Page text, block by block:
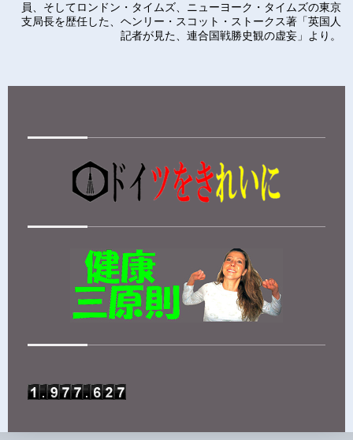
員、そしてロンドン・タイムズ、ニューヨーク・タイムズの東京
支局長を歴任した、ヘンリー・スコット・ストークス著「英国人
記者が見た、連合国戦勝史観の虚妄」より。